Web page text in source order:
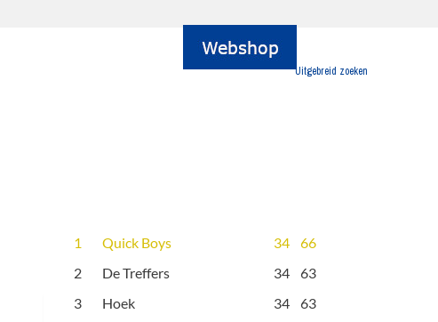
Uitgebreid zoeken
1 Quick Boys 34
66
2
De Treffers 34
63
3
Hoek 34
63